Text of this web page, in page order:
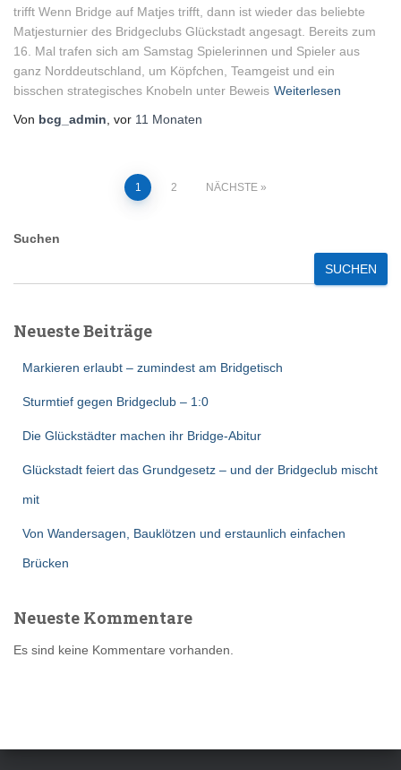
trifft Wenn Bridge auf Matjes trifft, dann ist wieder das beliebte
Matjesturnier des Bridgeclubs Glückstadt angesagt. Bereits zum
16. Mal trafen sich am Samstag Spielerinnen und Spieler aus
ganz Norddeutschland, um Köpfchen, Teamgeist und ein
bisschen strategisches Knobeln unter Beweis Weiterlesen
Von bcg_admin , vor 11 Monaten
Seitennummerierung
der
1 2 NÄCHSTE
Suchen
SUCHEN
Neueste Beiträge
Markieren erlaubt – zumindest am Bridgetisch
Sturmtief gegen Bridgeclub – 1:0
Die Glückstädter machen ihr Bridge-Abitur
Glückstadt feiert das Grundgesetz – und der Bridgeclub mischt
mit
Von Wandersagen, Bauklötzen und erstaunlich einfachen
Brücken
Neueste Kommentare
Es sind keine Kommentare vorhanden.